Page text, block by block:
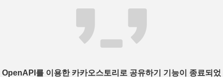
OpenAPI를 이용한 카카오스토리로 공유하기 기능이 종료되었